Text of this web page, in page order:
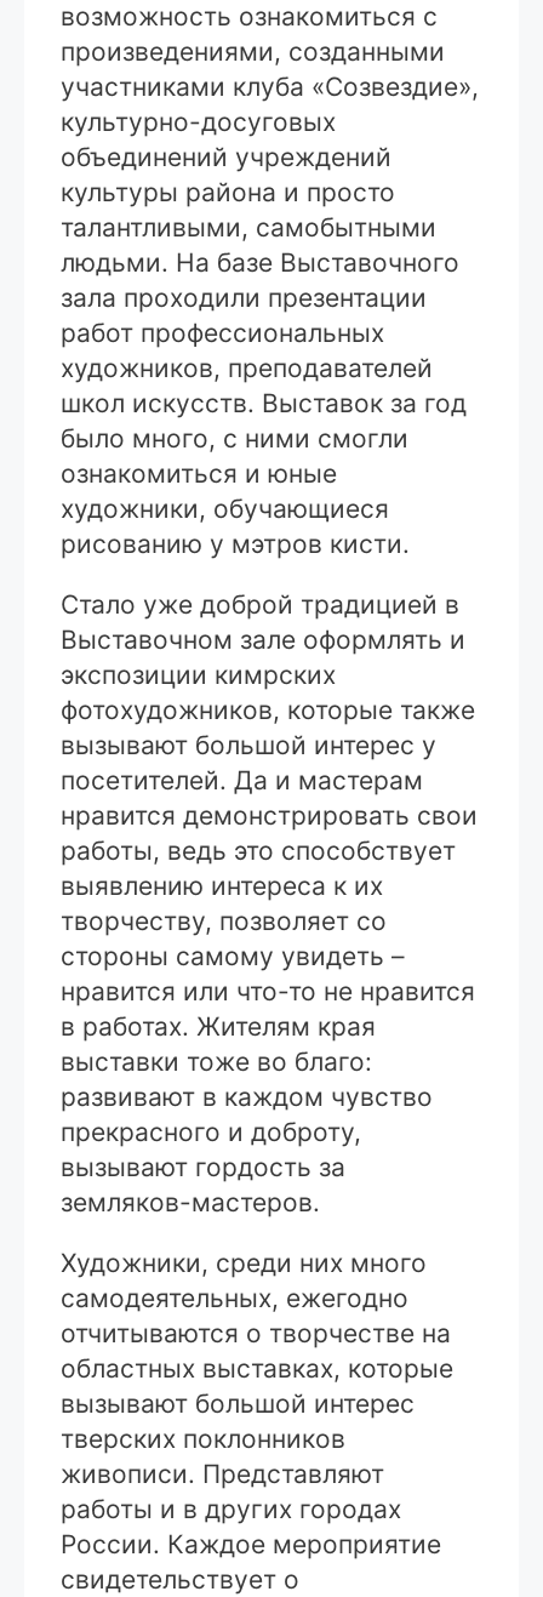
возможность ознакомиться с
произведениями, созданными
участниками клуба «Созвездие»,
культурно-досуговых
объединений учреждений
культуры района и просто
талантливыми, самобытными
людьми. На базе Выставочного
зала проходили презентации
работ профессиональных
художников, преподавателей
школ искусств. Выставок за год
было много, с ними смогли
ознакомиться и юные
художники, обучающиеся
рисованию у мэтров кисти.
Стало уже доброй традицией в
Выставочном зале оформлять и
экспозиции кимрских
фотохудожников, которые также
вызывают большой интерес у
посетителей. Да и мастерам
нравится демонстрировать свои
работы, ведь это способствует
выявлению интереса к их
творчеству, позволяет со
стороны самому увидеть –
нравится или что-то не нравится
в работах. Жителям края
выставки тоже во благо:
развивают в каждом чувство
прекрасного и доброту,
вызывают гордость за
земляков-мастеров.
Художники, среди них много
самодеятельных, ежегодно
отчитываются о творчестве на
областных выставках, которые
вызывают большой интерес
тверских поклонников
живописи. Представляют
работы и в других городах
России. Каждое мероприятие
свидетельствует о